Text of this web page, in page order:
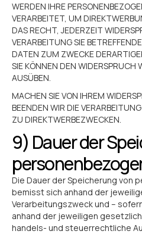
WERDEN IHRE
VERARBEITET, UM
DAS RECHT, JEDERZEIT
VERARBEITUNG SIE
DATEN ZUM ZWECKE
SIE KÖNNEN DEN WIDERSPRUCH
AUSÜBEN.
MACHEN SIE VON IHREM
BEENDEN WIR DIE
ZU DIREKTWERBEZWECKEN.
9) Dauer der
Die Dauer der Speicherung von
bemisst sich anhand der
Verarbeitungszweck und –
anhand der jeweiligen
handels- und steuerrechtliche